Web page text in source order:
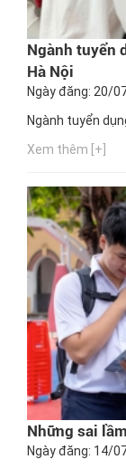
Ngành tuyển
Hà Nội
Ngày đăng: 20/
Ngành tuyển
Xem thêm [+]
Những sai
Ngày đăng: 14/